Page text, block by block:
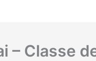
– Classe